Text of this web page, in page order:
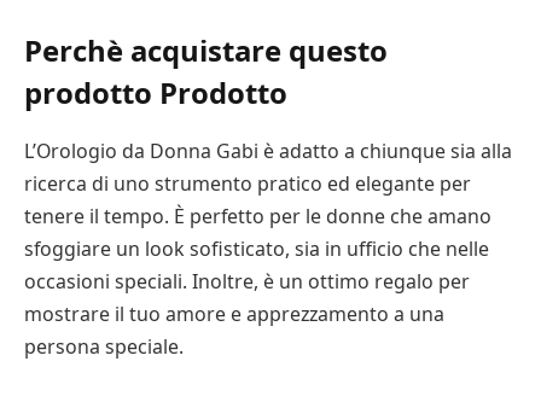
Perchè acquistare questo
prodotto Prodotto
L’Orologio da Donna Gabi è adatto a chiunque sia alla
ricerca di uno strumento pratico ed elegante per
tenere il tempo. È perfetto per le donne che amano
sfoggiare un look sofisticato, sia in ufficio che nelle
occasioni speciali. Inoltre, è un ottimo regalo per
mostrare il tuo amore e apprezzamento a una
persona speciale.